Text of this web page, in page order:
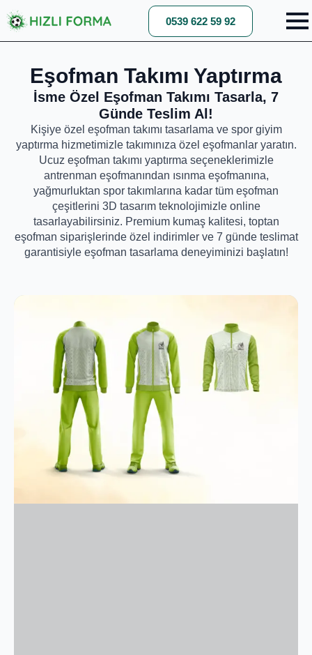
0539 622 59 92
Eşofman Takımı Yaptırma
İsme Özel Eşofman Takımı Tasarla, 7
Günde Teslim Al!
Kişiye özel eşofman takımı tasarlama ve spor giyim
yaptırma hizmetimizle takımınıza özel eşofmanlar yaratın.
Ucuz eşofman takımı yaptırma seçeneklerimizle
antrenman eşofmanından ısınma eşofmanına,
yağmurluktan spor takımlarına kadar tüm eşofman
çeşitlerini 3D tasarım teknolojimizle online
tasarlayabilirsiniz. Premium kumaş kalitesi, toptan
eşofman siparişlerinde özel indirimler ve 7 günde teslimat
garantisiyle eşofman tasarlama deneyiminizi başlatın!